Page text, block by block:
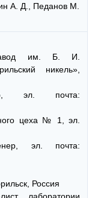
А. Д., Педанов М.
завод им. Б. И.
никель»,
эл. почта:
цеха № 1, эл.
эл. почта:
Россия